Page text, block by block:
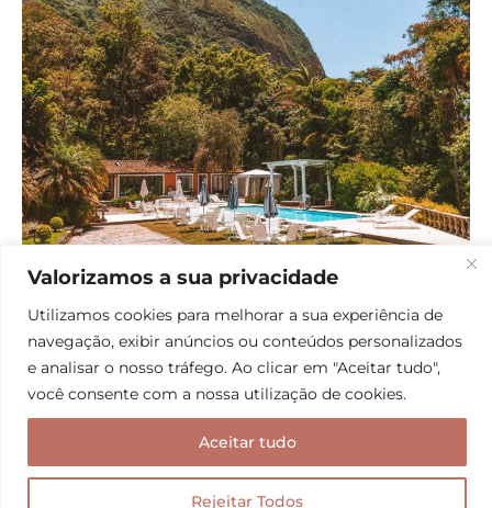
Valorizamos a sua privacidade
Utilizamos cookies para melhorar a sua experiência de
navegação, exibir anúncios ou conteúdos personalizados
e analisar o nosso tráfego. Ao clicar em "Aceitar tudo",
você consente com a nossa utilização de cookies.
Rejeitar Todos
Aceitar tudo
Diárias (casal) a partir de R$ 825 –VER PREÇOS
Café da manhã incluso
Nota geral dos hóspedes: 9.1/ 344 avaliações
Avaliação em destaque: